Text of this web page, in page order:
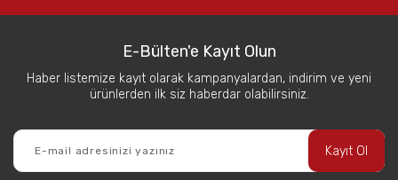
E-Bülten'e Kayıt Olun
Haber listemize kayıt olarak kampanyalardan, indirim ve yeni
ürünlerden ilk siz haberdar olabilirsiniz.
Kayıt Ol